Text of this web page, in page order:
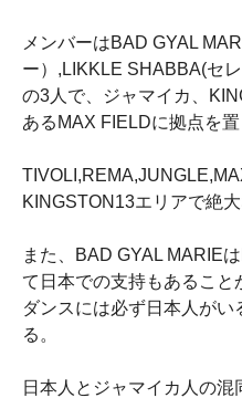
メンバーはBAD GYAL
ー）,LIKKLE SHABBA(セ
の3人で、ジャマイカ、
あるMAX FIELDに拠点を置
KINGSTON13エリアで絶
また、BAD GYAL MARIE
て日本での支持もあるこ
ダンスには必ず日本人が
る。
日本人とジャマイカ人の